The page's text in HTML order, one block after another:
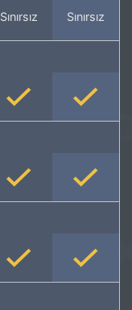
Sınırsız Sınırsız